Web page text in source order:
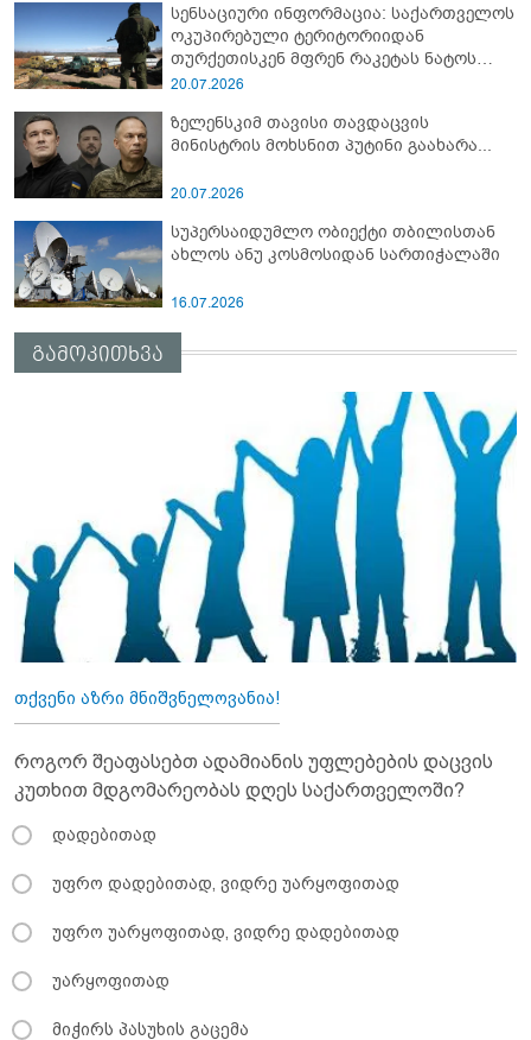
სენსაციური ინფორმაცია: საქართველოს
ოკუპირებული ტერიტორიიდან
თურქეთისკენ მფრენ რაკეტას ნატოს
სამიტი კინაღამ ჩაუშლია
20.07.2026
ზელენსკიმ თავისი თავდაცვის
მინისტრის მოხსნით პუტინი გაახარა...
20.07.2026
სუპერსაიდუმლო ობიექტი თბილისთან
ახლოს ანუ კოსმოსიდან სართიჭალაში
16.07.2026
გამოკითხვა
თქვენი აზრი მნიშვნელოვანია!
როგორ შეაფასებთ ადამიანის უფლებების დაცვის
კუთხით მდგომარეობას დღეს საქართველოში?
დადებითად
უფრო დადებითად, ვიდრე უარყოფითად
უფრო უარყოფითად, ვიდრე დადებითად
უარყოფითად
მიჭირს პასუხის გაცემა